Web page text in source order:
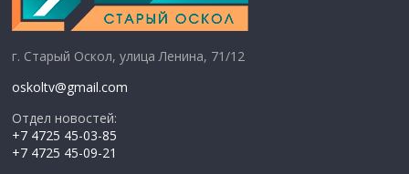
г. Старый Оскол, улица Ленина, 71/12
oskoltv@gmail.com
Отдел новостей:
+7 4725 45-03-85
+7 4725 45-09-21